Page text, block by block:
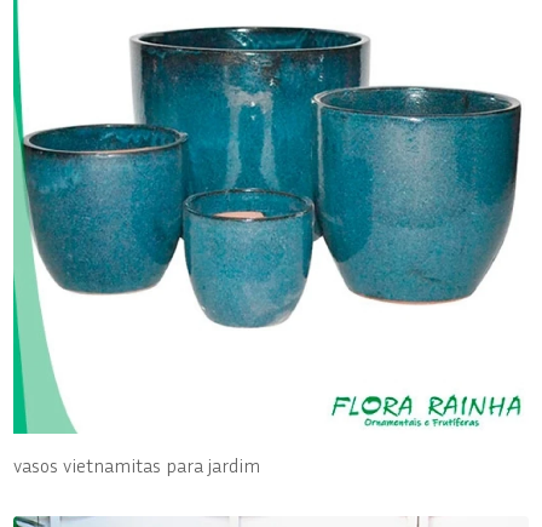
vasos vietnamitas para jardim